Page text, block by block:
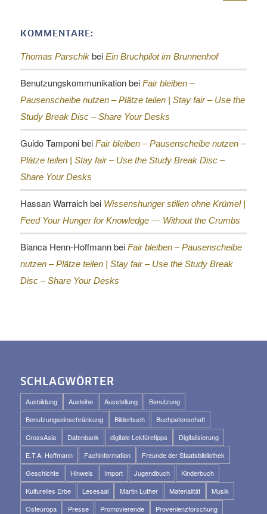
KOMMENTARE:
Thomas Parschikbei Ein Bruchpilot im Brunnenhof
Benutzungskommunikationbei Fair bleiben –
Pausenscheibe nutzen – Plätze teilen | Stay fair – Use the
Study Break Disc – Share Your Desks
Guido Tamponibei Fair bleiben – Pausenscheibe nutzen –
Plätze teilen | Stay fair – Use the Study Break Disc –
Share Your Desks
Hassan Warraichbei Wissenshunger stillen ohne Krümel |
Feed Your Hunger for Knowledge — Without the Crumbs
Bianca Henn-Hoffmannbei Fair bleiben – Pausenscheibe
nutzen – Plätze teilen | Stay fair – Use the Study Break
Disc – Share Your Desks
SCHLAGWÖRTER
Ausbildung Ausleihe Ausstellung
Benutzung
Benutzungseinschränkung
Bilderbuch
Buchpatenschaft
CrossAsia
Datenbank digitale Lektüretipps
Digitalisierung
E.T.A. Hoffmann
Fachinformation
Freunde der Staatsbibliothek
Geschichte
Hinweis Import Jugendbuch
Kinderbuch
Kulturelles Erbe
Lesesaal Martin Luther Materialität
Musik
Osteuropa
Presse Promovierende
Provenienzforschung